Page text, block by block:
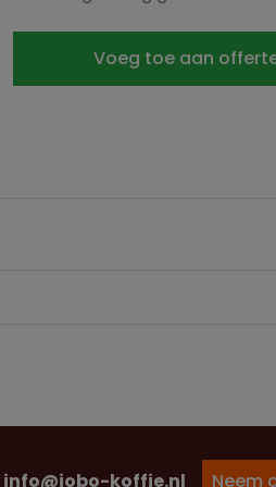
Voeg toe aan
info@jobo-koffie.nl Neem